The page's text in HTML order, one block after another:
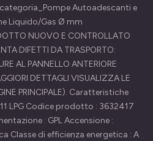
categoria_Pompe Autoadescanti e
Liquido/Gas Ø mm
NUOVO E CONTROLLATO
DIFETTI DA TRASPORTO:
AL PANNELLO ANTERIORE
DETTAGLI VISUALIZZA LE
PRINCIPALE). Caratteristiche
LPG Codice prodotto : 3632417
: GPL Accensione :
Classe di efficienza energetica : A